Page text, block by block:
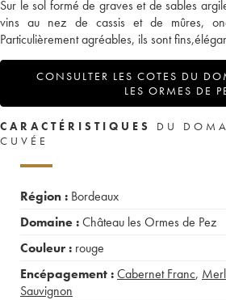
Sur le sol formé de graves et de sables
vins au nez de cassis et de mûres,
Particulièrement agréables, ils sont
CONSULTER LES COTES DU
LES ORMES DE
CARACTÉRISTIQUES
DU
CUVÉE
Région : Bordeaux
Domaine :Château les Ormes de Pez
Couleur : rouge
Encépagement :Cabernet Franc,
Sauvignon